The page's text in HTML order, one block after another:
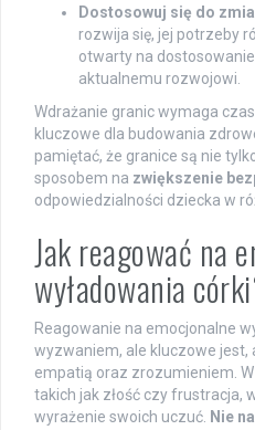
Dostosowuj się do
rozwija się, jej potrzeby
otwarty na
aktualnemu rozwojowi.
Wdrażanie granic wymaga
kluczowe dla budowania
pamiętać, że granice są nie
sposobem na zwiększenie
odpowiedzialności dziecka w
Jak reagować na
wyładowania
Reagowanie na emocjonalne
wyzwaniem, ale kluczowe jest,
empatią oraz zrozumieniem.
takich jak złość czy frustracja,
wyrażenie swoich uczuć. Nie